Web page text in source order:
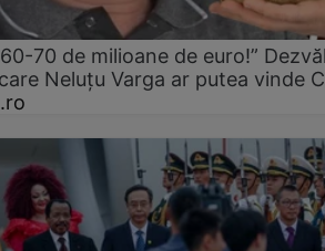
70 de milioane de euro!”
Neluțu Varga ar putea vinde